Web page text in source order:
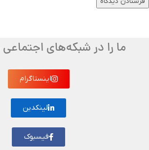
ما را در شبکه‌های اجتماعی
اینستاگرام
لینکدین
فیسبوک